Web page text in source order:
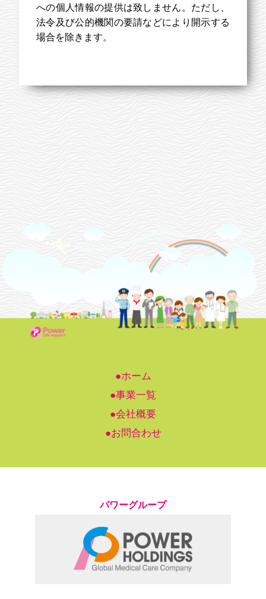
への個人情報の提供は致しません。ただし、
法令及び公的機関の要請などにより開示する
場合を除きます。
●ホーム
●事業一覧
●会社概要
●お問合わせ
パワーグループ